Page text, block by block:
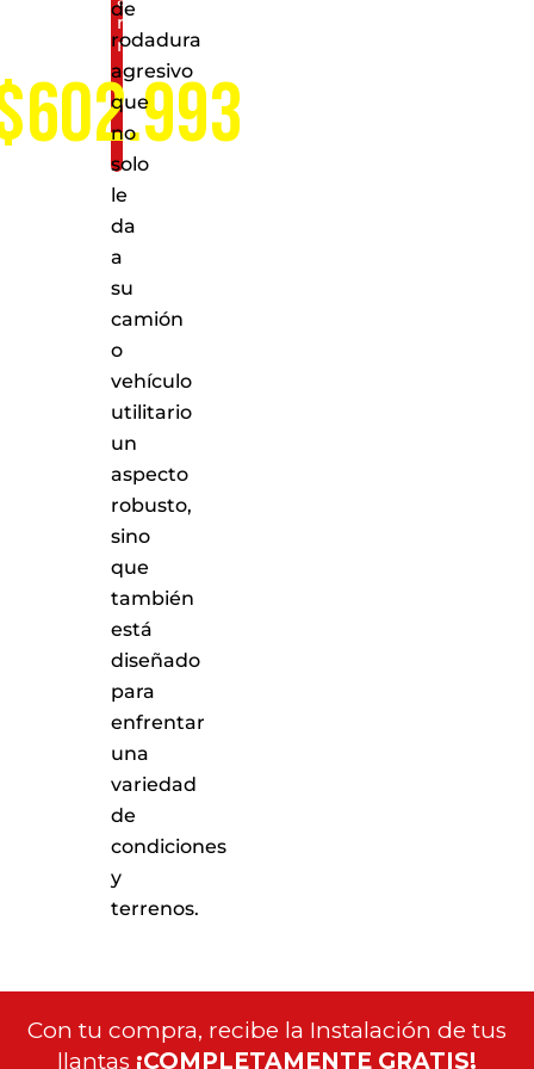
nivel
nacional
de
rodadura
agresivo
que
no
solo
le
da
a
su
camión
o
vehículo
utilitario
un
aspecto
robusto,
sino
que
también
está
diseñado
para
enfrentar
una
variedad
de
condiciones
y
terrenos.
Con tu compra, recibe la Instalación de tus
llantas ¡COMPLETAMENTE GRATIS!